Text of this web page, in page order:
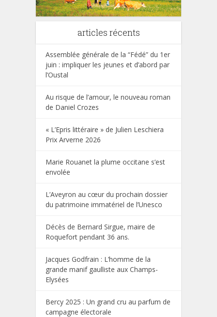
articles récents
Assemblée générale de la “Fédé” du 1er
juin : impliquer les jeunes et d’abord par
l’Oustal
Au risque de l’amour, le nouveau roman
de Daniel Crozes
« L’Epris littéraire » de Julien Leschiera
Prix Arverne 2026
Marie Rouanet la plume occitane s’est
envolée
L’Aveyron au cœur du prochain dossier
du patrimoine immatériel de l’Unesco
Décès de Bernard Sirgue, maire de
Roquefort pendant 36 ans.
Jacques Godfrain : L’homme de la
grande manif gaulliste aux Champs-
Elysées
Bercy 2025 : Un grand cru au parfum de
campagne électorale